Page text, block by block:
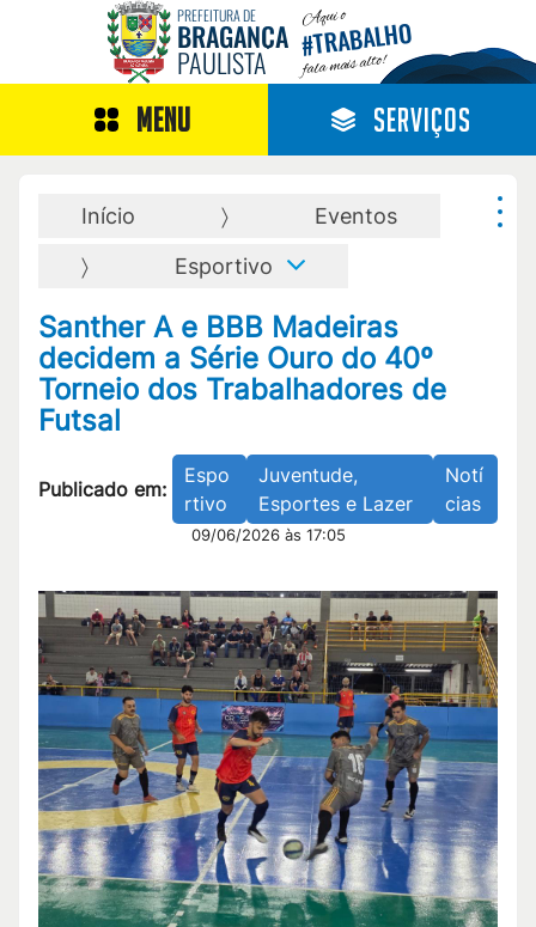
PREFEITURA DE
BRAGANÇA
PAULISTA
Aqui o
#TRABALHO
fala mais alto!
MENU SERVIÇOS
Início
Eventos
Esportivo
Santher A e BBB Madeiras
decidem a Série Ouro do 40º
Torneio dos Trabalhadores de
Futsal
Publicado em:
Espo
rtivo
Juventude,
Esportes e Lazer
Notí
cias
09/06/2026 às 17:05